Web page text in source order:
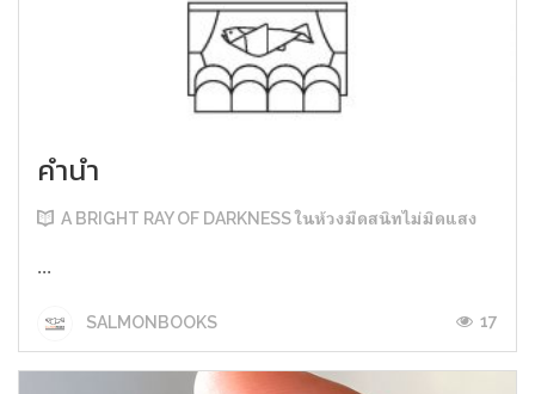
คำนำ
A BRIGHT RAY OF DARKNESS ในห้วงมืดสนิทไม่มิดแสง
...
SALMONBOOKS 17